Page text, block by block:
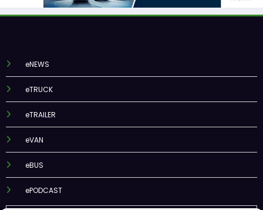
eNEWS
eTRUCK
eTRAILER
eVAN
eBUS
ePODCAST